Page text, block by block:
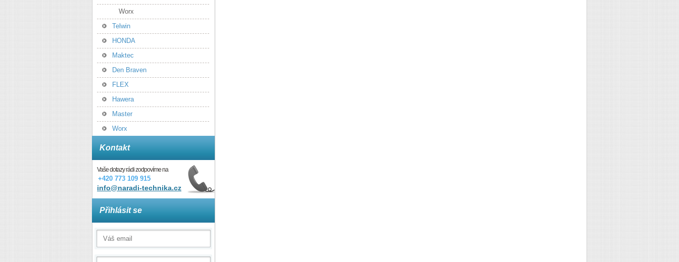
Worx
Telwin
HONDA
Maktec
Den Braven
FLEX
Hawera
Master
Worx
Kontakt
Vaše dotazy rádi zodpovíme na
+420 773 109 915
info@naradi-technika.cz
Přihlásit se